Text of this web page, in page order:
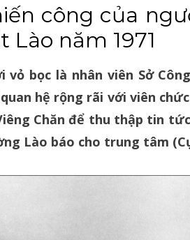
công của
Lào năm 1971
vỏ bọc là nhân viên Sở
hệ rộng rãi với viên
Chăn để thu thập tin
Lào báo cho trung tâm